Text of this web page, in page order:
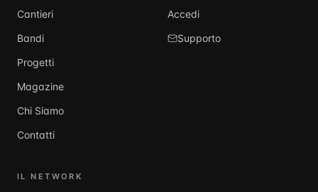
Cantieri
Bandi
Progetti
Magazine
Chi Siamo
Contatti
Accedi
Supporto
IL NETWORK